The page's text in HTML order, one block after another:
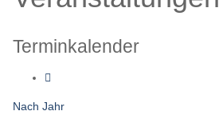
Terminkalender
Nach Jahr